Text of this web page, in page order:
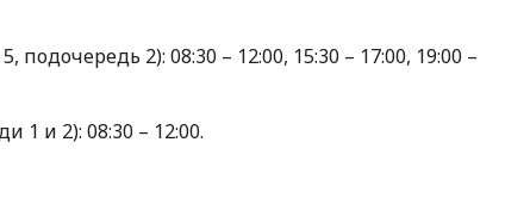
подочередь 2): 08:30 – 12:00, 15:30 – 17:00, 19:00 –
1 и 2): 08:30 – 12:00.